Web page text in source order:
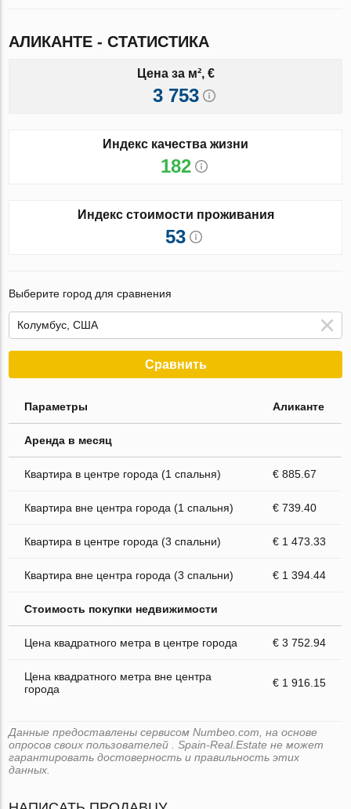
АЛИКАНТЕ - СТАТИСТИКА
Цена за м², €
3 753
Индекс качества жизни
182
Индекс стоимости проживания
53
Выберите город для сравнения
Сравнить
Параметры Аликанте
Аренда в месяц
Квартира в центре города (1 спальня) € 885.67
Квартира вне центра города (1 спальня) € 739.40
Квартира в центре города (3 спальни) € 1 473.33
Квартира вне центра города (3 спальни) € 1 394.44
Стоимость покупки недвижимости
Цена квадратного метра в центре города € 3 752.94
Цена квадратного метра вне центра
города
€ 1 916.15
Данные предоставлены сервисом Numbeo.com, на основе
опросов своих пользователей . Spain-Real.Estate не может
гарантировать достоверность и правильность этих
данных.